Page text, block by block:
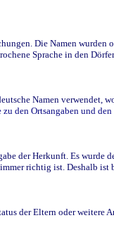
Die Namen wurden
Sprache in den
Namen verwendet,
den Ortsangaben und
der Herkunft. Es wurde
richtig ist. Deshalb ist
der Eltern oder weitere